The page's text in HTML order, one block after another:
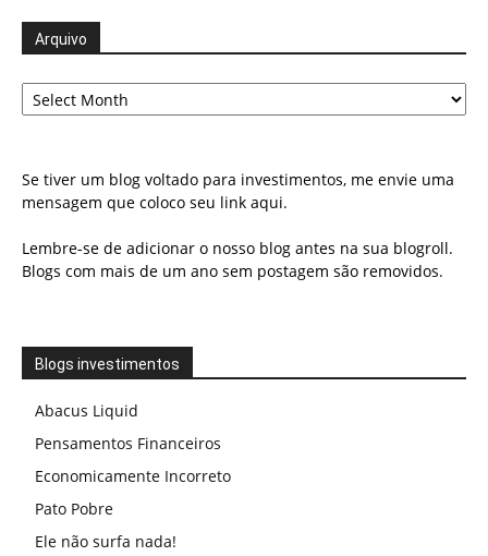
Arquivo
Arquivo
Se tiver um blog voltado para investimentos, me envie uma
mensagem que coloco seu link aqui.
Lembre-se de adicionar o nosso blog antes na sua blogroll.
Blogs com mais de um ano sem postagem são removidos.
Blogs investimentos
Abacus Liquid
Pensamentos Financeiros
Economicamente Incorreto
Pato Pobre
Ele não surfa nada!